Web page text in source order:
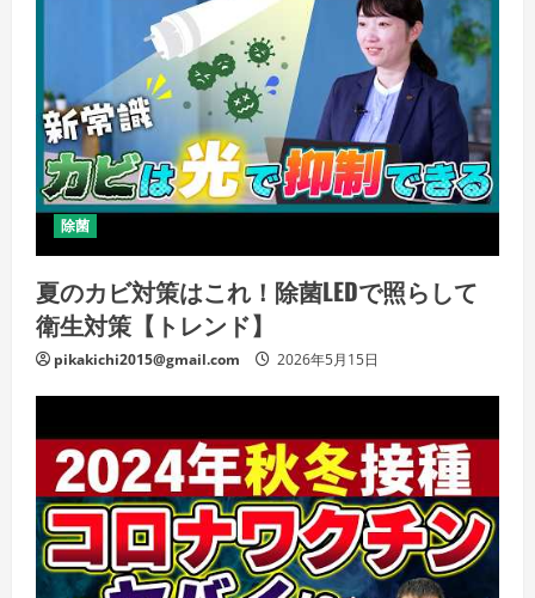
除菌
夏のカビ対策はこれ！除菌LEDで照らして
衛生対策【トレンド】
pikakichi2015@gmail.com 2026年5月15日